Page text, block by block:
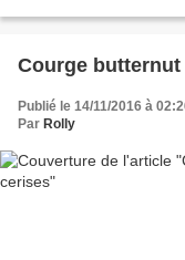
Courge
Publié le 14/11/2016 à
Par Rolly